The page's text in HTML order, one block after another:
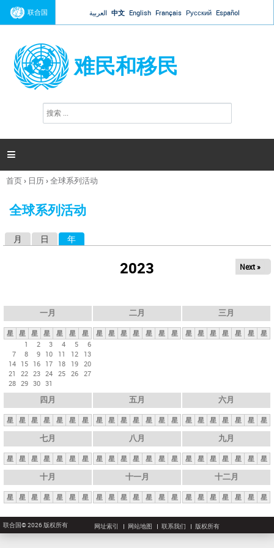
Jump to navigation
联合国 العربية 中文 English Français Русский Español
难民和移民
搜
索

你
这
首页› 日历›全球系列活动
全球系列活动
月 日 年
2023 Next »
一月
星 星 星 星 星 星
星
1
2 3 4 5
6
7
8 9 10 11 12
13
14 15 16 17 18 19 20
21
22 23 24 25 26 27
28 29 30 31
二月
星 星 星 星 星 星 星
三月
星 星 星 星 星 星 星
四月
星 星 星 星 星 星 星
五月
星 星 星 星 星 星 星
六月
星 星 星 星 星 星 星
七月
星 星 星 星 星 星 星
八月
星 星 星 星 星 星 星
九月
星 星 星 星 星 星 星
十月
星 星 星 星 星 星 星
十一月
星 星 星 星 星 星 星
十二月
星 星 星 星 星 星 星
联合国© 2026 版权所有 网址索引 网站地图 联系我们 版权所有